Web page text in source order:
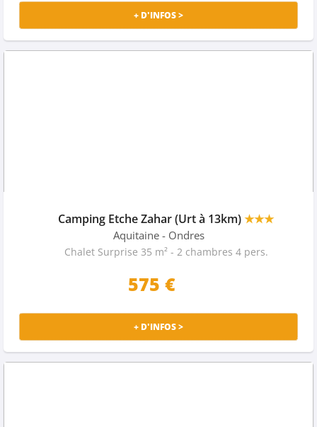
+ D'INFOS >
Camping Etche Zahar (Urt à 13km)★★★
Aquitaine - Ondres
Chalet Surprise 35 m² - 2 chambres 4 pers.
575 €
+ D'INFOS >